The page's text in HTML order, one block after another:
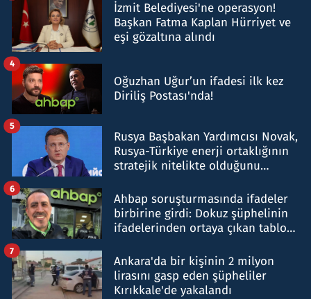
İzmit Belediyesi'ne operasyon!
Başkan Fatma Kaplan Hürriyet ve
eşi gözaltına alındı
Oğuzhan Uğur’un ifadesi ilk kez
Diriliş Postası'nda!
4
Rusya Başbakan Yardımcısı Novak,
Rusya-Türkiye enerji ortaklığının
stratejik nitelikte olduğunu
5
Ahbap soruşturmasında ifadeler
birbirine girdi: Dokuz şüphelinin
ifadelerinden ortaya çıkan tablo
6
Ankara'da bir kişinin 2 milyon
lirasını gasp eden şüpheliler
Kırıkkale'de yakalandı
7